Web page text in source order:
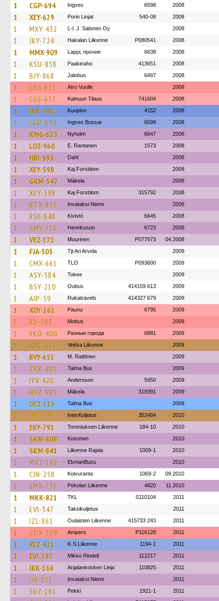
1 CGP-694 Ingves 6598 2008
1 XEY-629 Porin Linjat 540-08 2008
1 MXY-432 L-l. J. Salonen Oy 2008
1 JKY-724 Hakalan Liikenne P080541 2008
1 MMX-909 Lappi, прочие 6638 2008
1 KSU-858 Paakinaho 413651 2008
1 BJY-868 Jalobus 6497 2008
1 ERG-671 Atro Vuolle 2008
1 CGS-657 Kainuun Tilaus 741604 2008
1 JHK-591 Kuopion 4152 2008
1 CGP-694 Ingves Bussar 6598 2008
1 KMG-623 Nyholm 6647 2008
1 LOZ-960 E. Rantanen 1573 2008
1 HRI-593 Dahl 2008
1 XEY-598 Kaj Forsblom 2008
1 GKM-347 Mäkela 2008
1 XEY-598 Kaj Forsblom 315792 2008
1 BTX-835 Invataksi Niemi 2008
1 RSK-648 Kivistö 6645 2008
1 KMV-716 Henriksson 6723 2008
1 VEZ-171 Muurinen P077573 04.2008
1 FJA-503 Tjt Ari Arvela 2009
1 CMX-661 TLO P093600 2009
1 ASY-584 Tokee 2009
1 BSY-210 Oubus 414159 613 2009
1 AIP-59 Rukatravels 414327 679 2009
1 XOY-161 Paunu 6795 2009
1 RJI-283 Mobus 2009
1 YKO-400 Разные города 6881 2009
1 KML-227 Vekka Liikenne 2009
1 BVY-651 M. Raittinen 2009
1 ZKB-801 Talma Bus 2009
1 IYX-420 Andersson 5950 2009
1 HHZ-989 Mäkela 319391 2009
1 OCZ-115 Talma Bus 2009
1 IJR-579 InterKuljetus 352484 2010
1 EKY-791 Toreniuksen Liikenne 184-10 2010
1 SKM-808 Kosonen 2010
1 SKM-841 Liikenne Rajala 1009-1 2010
1 MAZ-192 EkmanBuss 2010
1 CJN-258 Koivuranta 1069-2 09.2010
1 SMX-731 Pekolan Liikenne 4820 11.2010
1 MKK-821 TKL S110104 2011
1 EVI-347 Taksikuljetus 2011
1 IZL-861 Oulaisten Liikenne 415733 243 2011
1 ZOX-529 Ampers P116128 2011
1 XCZ-421 K-S Liikenne 1194-1 2011
1 EVI-297 Mikko Rindell 112217 2011
1 IKK-166 Anjalankosken Linja 110825 2011
1 IJX-335 Invataksi Niemi 2011
1 SUZ-161 Pekki 1921-1 2011